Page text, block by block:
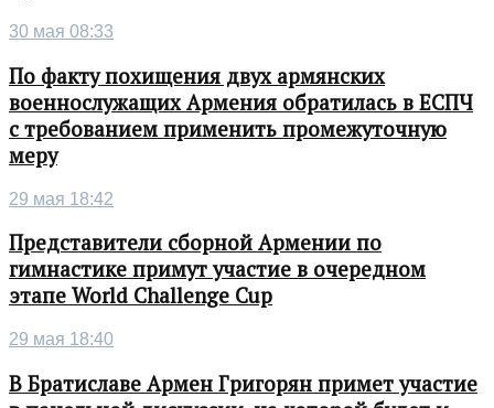
30 мая 08:33
По факту похищения двух армянских
военнослужащих Армения обратилась в ЕСПЧ
с требованием применить промежуточную
меру
29 мая 18:42
Представители сборной Армении по
гимнастике примут участие в очередном
этапе World Challenge Cup
29 мая 18:40
В Братиславе Армен Григорян примет участие